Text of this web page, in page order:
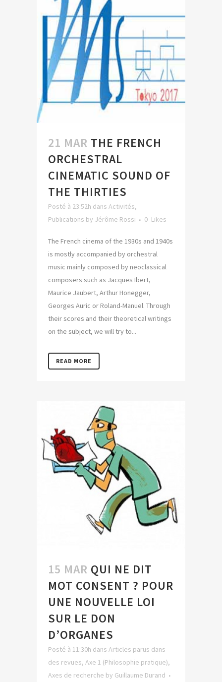
21 MAR THE FRENCH
ORCHESTRAL
CINEMATIC SOUND OF
THE THIRTIES
Posté à 23:52h dans Activités,
Publications by Jérôme Rossi 0 Likes
The French cinema of the 1930s and 1940s
is mostly accompanied by orchestral
music mainly composed by neoclassical
composers such as Jacques Ibert,
Maurice Jaubert, Arthur Honegger,
Georges Auric or Roland-Manuel. Through
their scores and their theoretical writings
on the subject, we will try to...
READ MORE
15 MAR QUI NE DIT
MOT CONSENT ? POUR
UNE NOUVELLE LOI
SUR LE DON
D’ORGANES
Posté à 11:30h dans Articles parus dans
des revues, Axe 1 (Philosophie pratique),
Axes de recherche by Guillaume Durand